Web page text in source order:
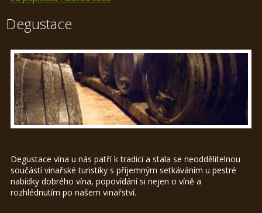
Degustace
Degustace vína u nás patří k tradici a stala se neoddělitelnou
součástí vinařské turistiky s příjemným setkáváním u pestré
nabídky dobrého vína, popovídání si nejen o víně a
rozhlédnutím po našem vinařství.